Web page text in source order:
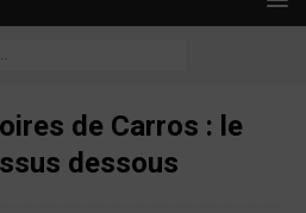
de Carros : le
dessous